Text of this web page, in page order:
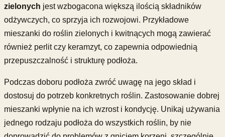
zielonych jest wzbogacona większą ilością składników
odżywczych, co sprzyja ich rozwojowi. Przykładowe
mieszanki do roślin zielonych i kwitnących mogą zawierać
również perlit czy keramzyt, co zapewnia odpowiednią
przepuszczalność i strukturę podłoża.
Podczas doboru podłoża zwróć uwagę na jego skład i
dostosuj do potrzeb konkretnych roślin. Zastosowanie dobrej
mieszanki wpłynie na ich wzrost i kondycję. Unikaj używania
jednego rodzaju podłoża do wszystkich roślin, by nie